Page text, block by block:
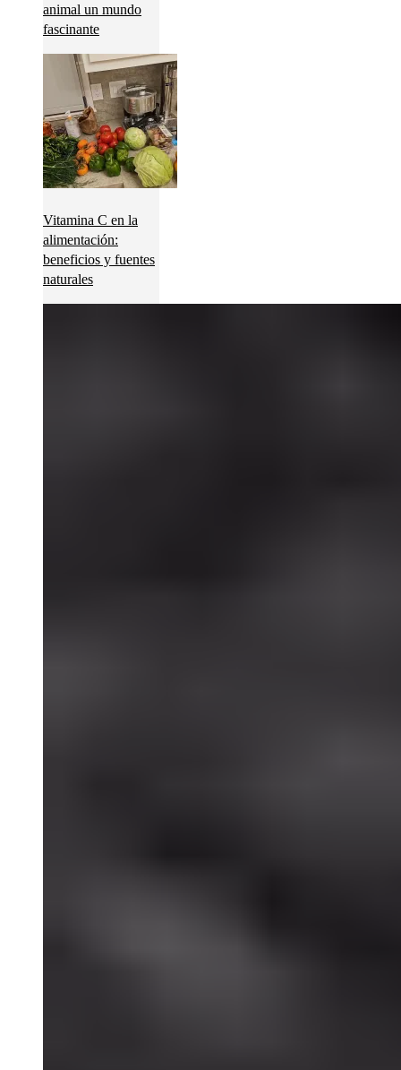
animal un mundo
fascinante
Vitamina C en la
alimentación:
beneficios y fuentes
naturales